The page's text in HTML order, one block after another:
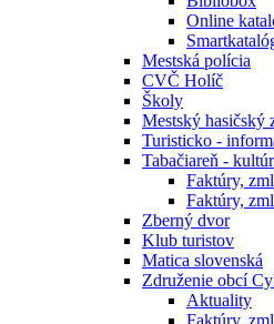
Online
Mestská polícia
CVČ Holíč
Školy
Mestský hasičský
Turisticko -
Tabačiareň -
Faktúry,
Faktúry,
Zberný dvor
Klub turistov
Matica slovenská
Združenie obcí
Aktuality
Faktúry,